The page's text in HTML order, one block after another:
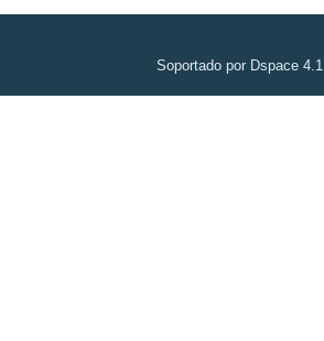
Soportado por Dspace 4.1